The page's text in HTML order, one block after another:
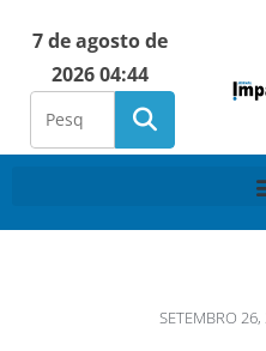
7 de agosto de
2026 04:44
SETEMBRO